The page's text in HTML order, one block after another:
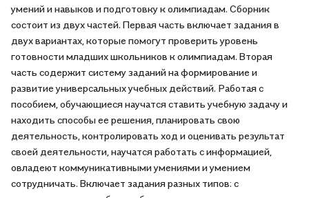
умений и навыков и подготовку к олимпиадам. Сборник
состоит из двух частей. Первая часть включает задания в
двух вариантах, которые помогут проверить уровень
готовности младших школьников к олимпиадам. Вторая
часть содержит систему заданий на формирование и
развитие универсальных учебных действий. Работая с
пособием, обучающиеся научатся ставить учебную задачу и
находить способы ее решения, планировать свою
деятельность, контролировать ход и оценивать результат
своей деятельности, научатся работать с информацией,
овладеют коммуникативными умениями и умением
сотрудничать. Включает задания разных типов: с